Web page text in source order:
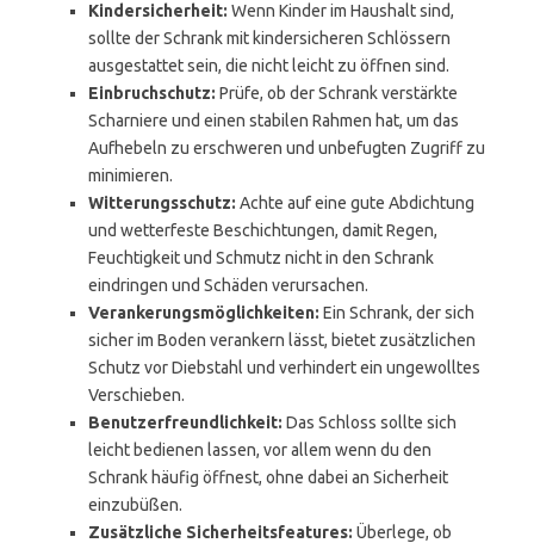
Kindersicherheit: Wenn Kinder im Haushalt sind,
sollte der Schrank mit kindersicheren Schlössern
ausgestattet sein, die nicht leicht zu öffnen sind.
Einbruchschutz: Prüfe, ob der Schrank verstärkte
Scharniere und einen stabilen Rahmen hat, um das
Aufhebeln zu erschweren und unbefugten Zugriff zu
minimieren.
Witterungsschutz: Achte auf eine gute Abdichtung
und wetterfeste Beschichtungen, damit Regen,
Feuchtigkeit und Schmutz nicht in den Schrank
eindringen und Schäden verursachen.
Verankerungsmöglichkeiten: Ein Schrank, der sich
sicher im Boden verankern lässt, bietet zusätzlichen
Schutz vor Diebstahl und verhindert ein ungewolltes
Verschieben.
Benutzerfreundlichkeit: Das Schloss sollte sich
leicht bedienen lassen, vor allem wenn du den
Schrank häufig öffnest, ohne dabei an Sicherheit
einzubüßen.
Zusätzliche Sicherheitsfeatures: Überlege, ob